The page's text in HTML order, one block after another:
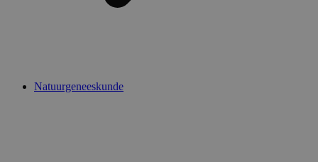
Natuurgeneeskunde